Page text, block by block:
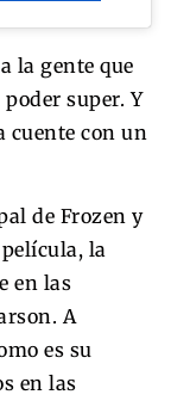
la gente que
super. Y
cuente con un
de Frozen y
la
en las
A
es su
en las